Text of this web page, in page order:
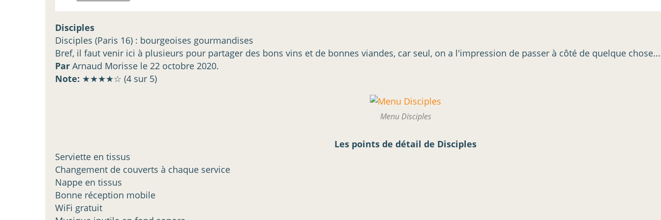
Disciples
Disciples (Paris 16) : bourgeoises gourmandises
Bref, il faut venir ici à plusieurs pour partager des bons vins et de bonnes viandes, car seul, on a l'impression de passer à côté de quelque chose...
Par Arnaud Morisse le 22 octobre 2020.
Note: ★★★★☆ (4 sur 5)
Menu Disciples
Les points de détail de Disciples
Serviette en tissus
Changement de couverts à chaque service
Nappe en tissus
Bonne réception mobile
WiFi gratuit